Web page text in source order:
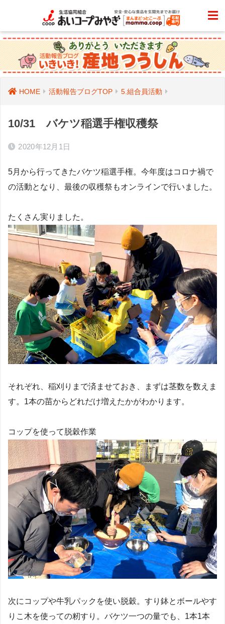
HOME 活動報告ブログTOP 5.組合員活動
10/31 バケツ稲選手権収穫祭
2020年12月1日
5月から行ってきたバケツ稲選手権。今年度はコロナ禍で
の活動となり、最後の収穫祭もオンラインで行いました。
たくさん実りました。
それぞれ、稲刈りまで済ませておき、まずは茎数を数えま
す。1本の苗からどれだけ増えたかがわかります。
コップを使って脱穀作業
次にコップや牛乳パックを使い脱穀。すり鉢とボールやす
りこ木を使っての籾すり。バケツ一つの量でも、1本1本